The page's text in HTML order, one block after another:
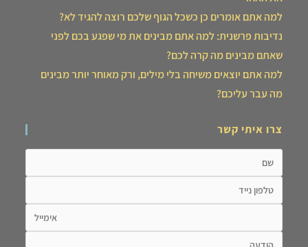
למה אתם אומרים כן כשכל הגוף שלכם רוצה להגיד לא?
נדיבות פרשנית: למה אתם מבינים את מי שפגע בכם לפני
שאתם מבינים מה קרה לכם?
למה אתם יוצאים משיחה בלי מילים, ורק מאוחר יותר מבינים
מה עבר עליכם?
צרו איתי קשר